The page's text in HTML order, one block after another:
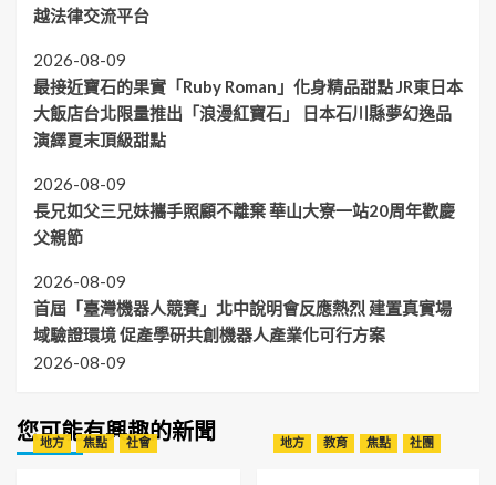
越法律交流平台
2026-08-09
最接近寶石的果實「Ruby Roman」化身精品甜點 JR東日本
大飯店台北限量推出「浪漫紅寶石」 日本石川縣夢幻逸品
演繹夏末頂級甜點
2026-08-09
長兄如父三兄妹攜手照顧不離棄 華山大寮一站20周年歡慶
父親節
2026-08-09
首屆「臺灣機器人競賽」北中說明會反應熱烈 建置真實場
域驗證環境 促產學研共創機器人產業化可行方案
2026-08-09
您可能有興趣的新聞
地方 焦點 社會 地方 教育 焦點 社團